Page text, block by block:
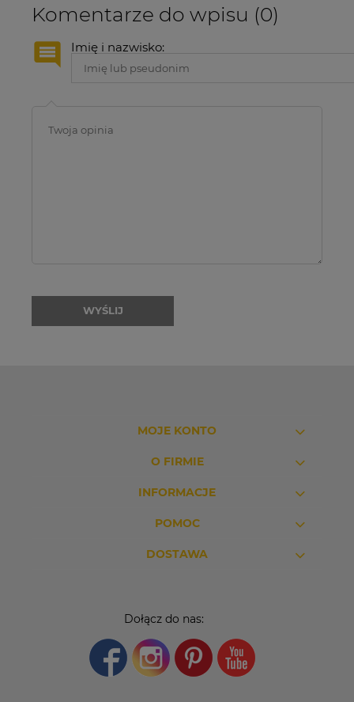
Komentarze do wpisu (0)
Imię i nazwisko:
WYŚLIJ
MOJE KONTO
O FIRMIE
INFORMACJE
POMOC
DOSTAWA
Dołącz do nas: